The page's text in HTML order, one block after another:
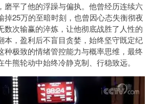
磨平了他的浮躁与偏执。他曾经历连续六
掉25万的至暗时刻，也曾因心态失衡彻夜
数次输赢的淬炼，让他彻底战胜了人性的
本，盈利后不盲目贪婪，始终坚守既定纪
种极致的情绪管控能力与概率思维，最终
熊轮动中始终冷静克制、行稳致远。